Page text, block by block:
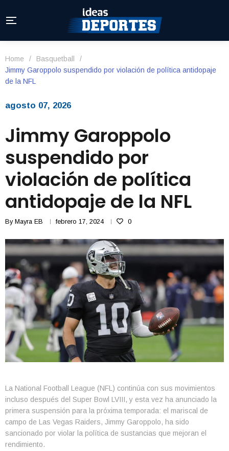
Home / Basquetball
/
Jimmy Garoppolo suspendido por violación de política antidopaje
de la NFL
agosto 07, 2026
Jimmy Garoppolo
suspendido por
violación de política
antidopaje de la NFL
By Mayra EB febrero 17, 2024 0
La National Football League (NFL) continúa con sus movimientos
incluso después del Super Bowl LVIII, y esta vez ha anunciado la
primera suspensión para la próxima temporada: el mariscal de
campo de Las Vegas Raiders, Jimmy Garoppolo, ha sido
sancionado por violar la política de sustancias que mejoran el
rendimiento.